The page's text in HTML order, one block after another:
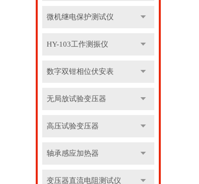
微机继电保护测试仪
HY-103工作测振仪
数字双钳相位伏安表
无局放试验变压器
高压试验变压器
轴承感应加热器
变压器直流电阻测试仪